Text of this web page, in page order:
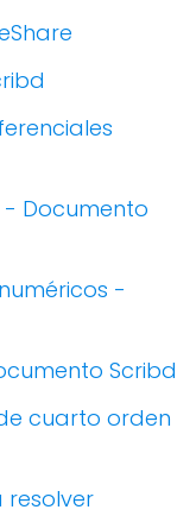
- Documento
-
Scribd
cuarto orden
resolver